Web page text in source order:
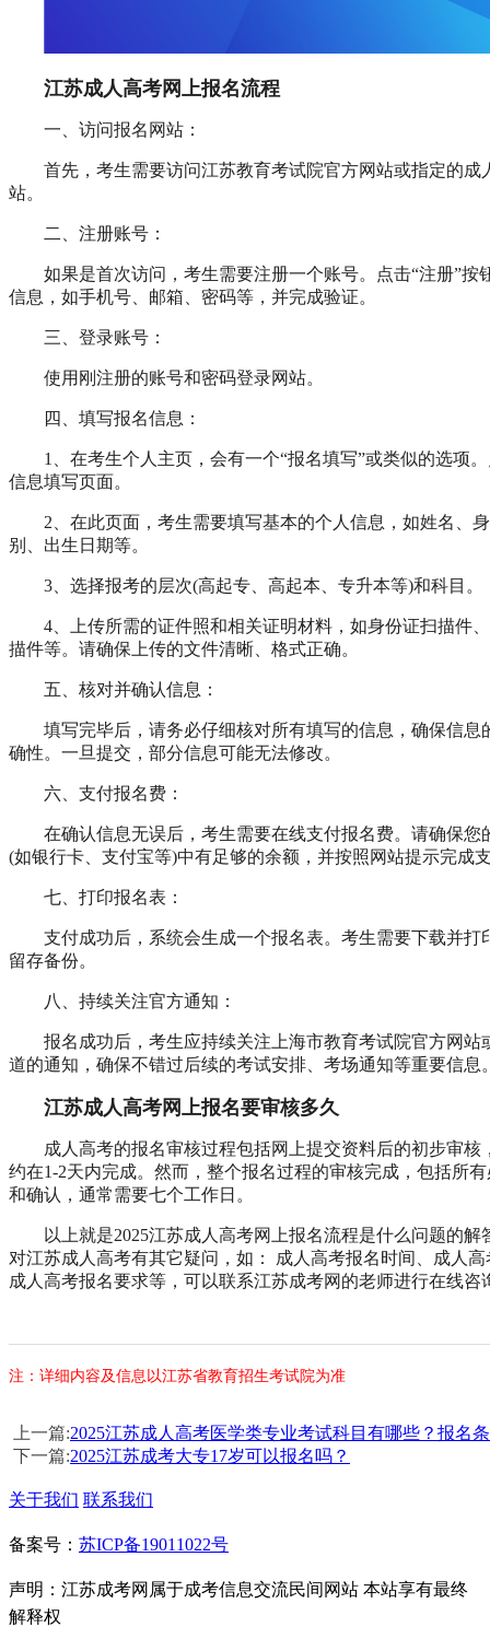
江苏成人高考网上报名流程
一、访问报名网站：
首先，考生需要访问江苏教育考试院官方网站或指定的成
站。
二、注册账号：
如果是首次访问，考生需要注册一个账号。点击“注册”按
信息，如手机号、邮箱、密码等，并完成验证。
三、登录账号：
使用刚注册的账号和密码登录网站。
四、填写报名信息：
1、在考生个人主页，会有一个“报名填写”或类似的选项
信息填写页面。
2、在此页面，考生需要填写基本的个人信息，如姓名、
别、出生日期等。
3、选择报考的层次(高起专、高起本、专升本等)和科目。
4、上传所需的证件照和相关证明材料，如身份证扫描件
描件等。请确保上传的文件清晰、格式正确。
五、核对并确认信息：
填写完毕后，请务必仔细核对所有填写的信息，确保信息
确性。一旦提交，部分信息可能无法修改。
六、支付报名费：
在确认信息无误后，考生需要在线支付报名费。请确保您
(如银行卡、支付宝等)中有足够的余额，并按照网站提示完成
七、打印报名表：
支付成功后，系统会生成一个报名表。考生需要下载并打
留存备份。
八、持续关注官方通知：
报名成功后，考生应持续关注上海市教育考试院官方网站
道的通知，确保不错过后续的考试安排、考场通知等重要信息
江苏成人高考网上报名要审核多久
成人高考的报名审核过程包括网上提交资料后的初步审核
约在1-2天内完成。然而，整个报名过程的审核完成，包括所
和确认，通常需要七个工作日。
以上就是2025江苏成人高考网上报名流程是什么问题的解
对江苏成人高考有其它疑问，如： 成人高考报名时间、成人
成人高考报名要求等，可以联系江苏成考网的老师进行在线咨
注：详细内容及信息以江苏省教育招生考试院为准
上一篇:2025江苏成人高考医学类专业考试科目有哪些？报名
下一篇:2025江苏成考大专17岁可以报名吗？
关于我们 联系我们
备案号： 苏ICP备19011022号
声明：江苏成考网属于成考信息交流民间网站 本站享有最终
解释权